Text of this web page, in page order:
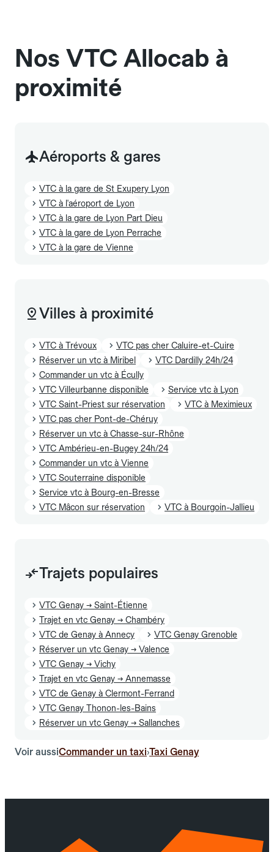
Nos VTC Allocab à
proximité
Aéroports & gares
VTC à la gare de St Exupery Lyon
VTC à l'aéroport de Lyon
VTC à la gare de Lyon Part Dieu
VTC à la gare de Lyon Perrache
VTC à la gare de Vienne
Villes à proximité
VTC à Trévoux
VTC pas cher Caluire-et-Cuire
Réserver un vtc à Miribel
VTC Dardilly 24h/24
Commander un vtc à Écully
VTC Villeurbanne disponible
Service vtc à Lyon
VTC Saint-Priest sur réservation
VTC à Meximieux
VTC pas cher Pont-de-Chéruy
Réserver un vtc à Chasse-sur-Rhône
VTC Ambérieu-en-Bugey 24h/24
Commander un vtc à Vienne
VTC Souterraine disponible
Service vtc à Bourg-en-Bresse
VTC Mâcon sur réservation
VTC à Bourgoin-Jallieu
Trajets populaires
VTC Genay → Saint-Étienne
Trajet en vtc Genay → Chambéry
VTC de Genay à Annecy
VTC Genay Grenoble
Réserver un vtc Genay → Valence
VTC Genay → Vichy
Trajet en vtc Genay → Annemasse
VTC de Genay à Clermont-Ferrand
VTC Genay Thonon-les-Bains
Réserver un vtc Genay → Sallanches
Voir aussiCommander un taxi›Taxi Genay